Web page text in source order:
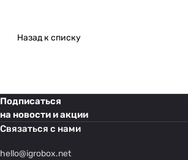
Назад к списку
Подписаться
на новости и акции
Связаться с нами
hello@igrobox.net